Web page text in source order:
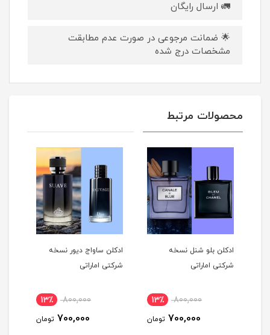
🚛 ارسال رایگان
🌟 ضمانت مرجوعی در صورت عدم مطابقت
مشخصات درج شده
محصولات مرتبط
ادکلن بلو شنل نسخه
شرکتی اماراتی
800,000 13٪
700,000 تومان
ادکلن ساواج دیور نسخه
شرکتی اماراتی
800,000 13٪
700,000 تومان